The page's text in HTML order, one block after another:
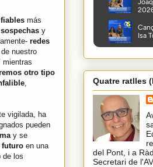
más
sospechas y
redes
nuestro
mientras
otro tipo
vigilada, ha
pueden
y se
futuro en una
de los
Quatre ratlles
del Pont, i a
Secretari de